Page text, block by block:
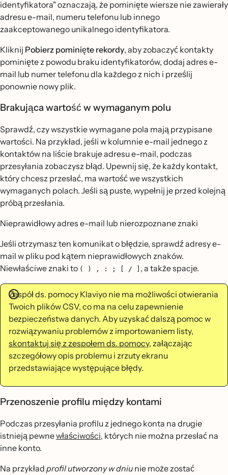
identyfikatora" oznaczają, że pominięte wiersze nie zawierały
adresu e-mail, numeru telefonu lub innego
zaakceptowanego unikalnego identyfikatora.
Kliknij Pobierz pominięte rekordy, aby zobaczyć kontakty
pominięte z powodu braku identyfikatorów, dodaj adres e-
mail lub numer telefonu dla każdego z nich i prześlij
ponownie nowy plik.
Brakująca wartość w wymaganym polu
Sprawdź, czy wszystkie wymagane pola mają przypisane
wartości. Na przykład, jeśli w kolumnie e-mail jednego z
kontaktów na liście brakuje adresu e-mail, podczas
przesyłania zobaczysz błąd. Upewnij się, że każdy kontakt,
który chcesz przesłać, ma wartość we wszystkich
wymaganych polach. Jeśli są puste, wypełnij je przed kolejną
próbą przesłania.
Nieprawidłowy adres e-mail lub nierozpoznane znaki
Jeśli otrzymasz ten komunikat o błędzie, sprawdź adresy e-
mail w pliku pod kątem nieprawidłowych znaków.
Niewłaściwe znaki to ( ) , : ; [ / ] , a także spacje.
Zespół ds. pomocy Klaviyo nie ma możliwości otwierania
Twoich plików CSV, co ma na celu zapewnienie
bezpieczeństwa danych. Aby uzyskać dalszą pomoc w
rozwiązywaniu problemów z importowaniem listy,
skontaktuj się z zespołem ds. pomocy, załączając
szczegółowy opis problemu i zrzuty ekranu
przedstawiające występujące błędy.
Przenoszenie profilu między kontami
Podczas przesyłania profilu z jednego konta na drugie
istnieją pewnewłaściwości, których nie można przesłać na
inne konto.
Na przykład profil utworzony w dniu nie może zostać